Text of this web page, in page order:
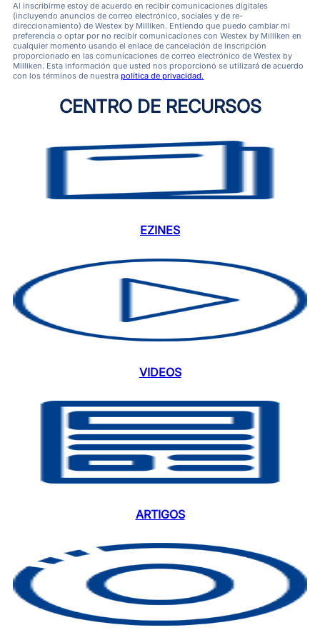
Al inscribirme estoy de acuerdo en recibir comunicaciones digitales
(incluyendo anuncios de correo electrónico, sociales y de re-
direccionamiento) de Westex by Milliken. Entiendo que puedo cambiar mi
preferencia o optar por no recibir comunicaciones con Westex by Milliken en
cualquier momento usando el enlace de cancelación de inscripción
proporcionado en las comunicaciones de correo electrónico de Westex by
Milliken. Esta información que usted nos proporcionó se utilizará de acuerdo
con los términos de nuestra política de privacidad.
CENTRO DE RECURSOS
EZINES
VIDEOS
ARTIGOS